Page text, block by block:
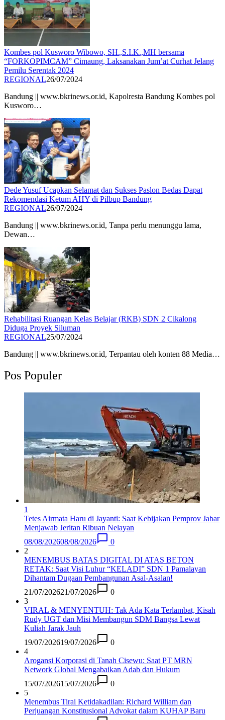
Kombes pol Kusworo Wibowo, SH.,S.I.K.,MH bersama
“FORKOPIMCAM” Cimaung, Laksanakan Jum’at Curhat Jelang
Pemilu Serentak 2024
REGIONAL26/07/2024
Bandung || www.bkrinews.or.id, Kapolresta Bandung Kombes pol
Kusworo…
Dede Yusuf Ucapkan Selamat dan Sukses Paslon Bedas Dapat
Rekomendasi Ketum AHY di Pilbup Bandung
REGIONAL26/07/2024
Bandung || www.bkrinews.or.id, Tanpa perlu menunggu lama,
Dewan…
Rehabilitasi Ruangan Kelas Belajar (RKB) SDN 2 Cikalong
Diduga Proyek Siluman
REGIONAL25/07/2024
Bandung || www.bkrinews.or.id, Terpantau oleh konten 88 Media…
Pos Populer
1
Tetes Airmata Haru di Jayanti: Saat Kebijakan Pemprov Jabar
Menjawab Jeritan Ribuan Nelayan
08/08/202608/08/2026
0
2
MENEMBUS BATAS DIGITAL DI ATAS BETON
RETAK: Saat Visi Luhur “KELADI” SDN 1 Pamalayan
Dihantam Dugaan Pembangunan Asal-Asalan​!
21/07/202621/07/2026
0
3
VIRAL & MENYENTUH: Tak Ada Kata Terlambat, Kisah
Rudy UGT dan Misi Membangun SDM Bangsa Lewat
Kuliah Jarak Jauh
19/07/202619/07/2026
0
4
Arogansi Korporasi di Tanah Cisewu: Saat PT MRN
Network Global Mengabaikan Adab dan Hukum
15/07/202615/07/2026
0
5
Menembus Tirai Ketidakadilan: Richard William dan
Perjuangan Konstitusional Advokat dalam KUHAP Baru